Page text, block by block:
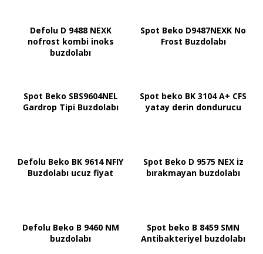
Defolu D 9488 NEXK
nofrost kombi inoks
buzdolabı
Spot Beko D9487NEXK No
Frost Buzdolabı
Spot Beko SBS9604NEL
Gardrop Tipi Buzdolabı
Spot beko BK 3104 A+ CFS
yatay derin dondurucu
Defolu Beko BK 9614 NFIY
Buzdolabı ucuz fiyat
Spot Beko D 9575 NEX iz
bırakmayan buzdolabı
Defolu Beko B 9460 NM
buzdolabı
Spot beko B 8459 SMN
Antibakteriyel buzdolabı